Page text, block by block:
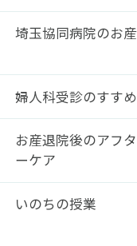
埼玉協同病院のお産
婦人科受診のすすめ
お産退院後のアフタ
ーケア
いのちの授業